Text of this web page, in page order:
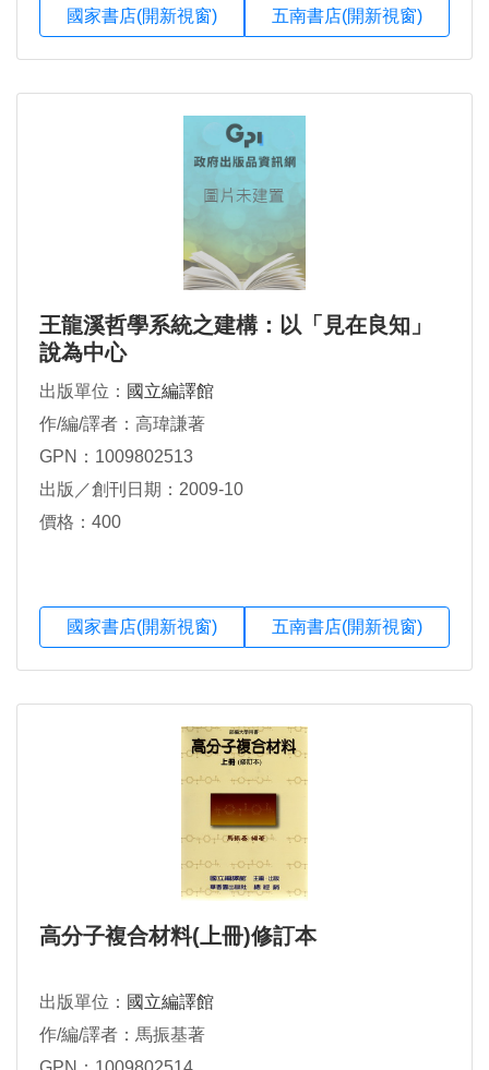
國家書店(開新視窗) 五南書店(開新視窗)
王龍溪哲學系統之建構：以「見在良知」
說為中心
出版單位： 國立編譯館
作/編/譯者：高瑋謙著
GPN：1009802513
出版／創刊日期：2009-10
價格：400
國家書店(開新視窗) 五南書店(開新視窗)
高分子複合材料(上冊)修訂本
出版單位： 國立編譯館
作/編/譯者：馬振基著